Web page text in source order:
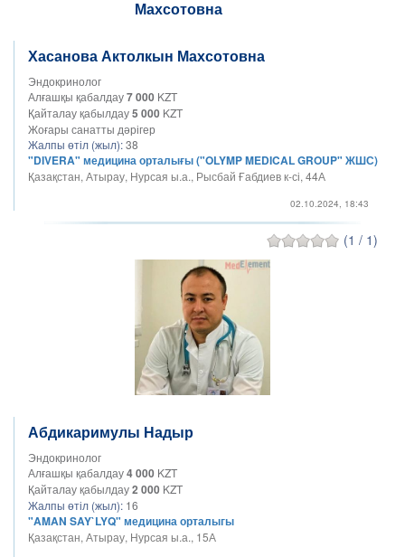
Хасанова Актолкын Махсотовна
Эндокринолог
Алғашқы қабалдау7 000 KZT
Қайталау қабылдау5 000 KZT
Жоғары санатты дәрігер
Жалпы өтіл (жыл):38
"DIVERA" медицина орталығы ("OLYMP MEDICAL GROUP" ЖШС)
Қазақстан, Атырау, Нурсая ы.а., Рысбай Ғабдиев к-сі, 44А
02.10.2024, 18:43
(1 / 1)
Абдикаримулы Надыр
Эндокринолог
Алғашқы қабалдау4 000 KZT
Қайталау қабылдау2 000 KZT
Жалпы өтіл (жыл): 16
"AMAN SAY`LYQ" медицина орталыгы
Қазақстан, Атырау, Нурсая ы.а., 15А